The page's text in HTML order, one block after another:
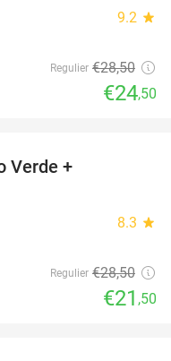
9.2 star
Regulier €28,50
€24,50
Verde +
8.3 star
Regulier €28,50
€21 ,50